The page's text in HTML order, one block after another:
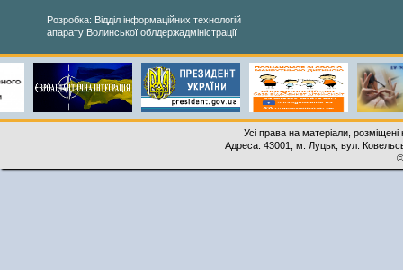
Розробка: Відділ інформаційних технологій
апарату Волинської облдержадміністрації
Усі права на матеріали,
Адреса: 43001, м. Луцьк, вул.